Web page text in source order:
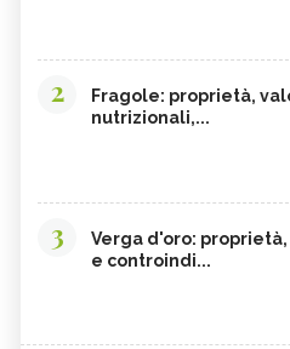
2
Fragole: proprietà,
nutrizionali,...
3
Verga d'oro: proprietà,
e controindi...